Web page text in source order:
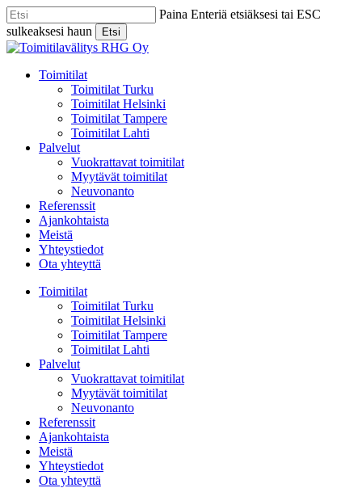
Skip
to
main
content
Paina Enteriä etsiäksesi tai ESC
sulkeaksesi haun
Etsi
Close
Menu
Toimitilat
Toimitilat Turku
Toimitilat Helsinki
Toimitilat Tampere
Toimitilat Lahti
Palvelut
Vuokrattavat toimitilat
Myytävät toimitilat
Neuvonanto
Referenssit
Ajankohtaista
Meistä
Yhteystiedot
Ota yhteyttä
Toimitilat
Toimitilat Turku
Toimitilat Helsinki
Toimitilat Tampere
Toimitilat Lahti
Palvelut
Vuokrattavat toimitilat
Myytävät toimitilat
Neuvonanto
Referenssit
Ajankohtaista
Meistä
Yhteystiedot
Ota yhteyttä